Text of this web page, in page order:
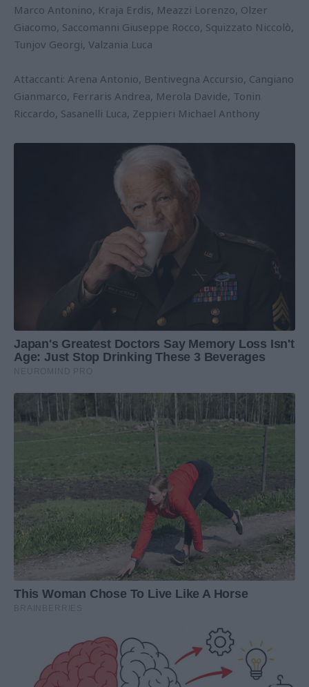
Marco Antonino, Kraja Erdis, Meazzi Lorenzo, Olzer
Giacomo, Saccomanni Giuseppe Rocco, Squizzato Niccolò,
Tunjov Georgi, Valzania Luca
Attaccanti: Arena Antonio, Bentivegna Accursio, Cangiano
Gianmarco, Ferraris Andrea, Merola Davide, Tonin
Riccardo, Sasanelli Luca, Zeppieri Michael Anthony